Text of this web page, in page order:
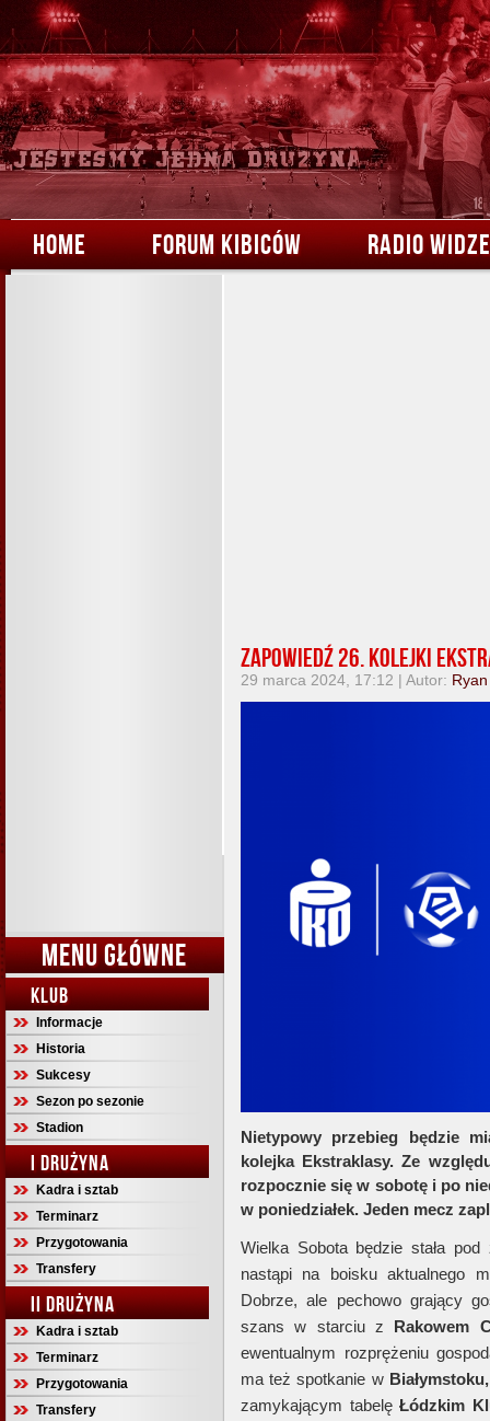
HOME FORUM KIBICÓW RADIO
MENU GŁÓWNE
KLUB
Informacje
Historia
Sukcesy
Sezon po sezonie
Stadion
I DRUŻYNA
Kadra i sztab
Terminarz
Przygotowania
Transfery
II DRUŻYNA
Kadra i sztab
Terminarz
Przygotowania
Transfery
Zapowiedź 26. kolejki
29 marca 2024, 17:12 | Autor: Ryan
Nietypowy przebieg będzie
kolejka Ekstraklasy. Ze
rozpocznie się w sobotę i po
w poniedziałek. Jeden mecz
Wielka Sobota będzie stała
nastąpi na boisku aktualnego
Dobrze, ale pechowo grający
szans w starciu z Rakowem
ewentualnym rozprężeniu
ma też spotkanie w Białymstoku,
zamykającym tabelęŁódzkim